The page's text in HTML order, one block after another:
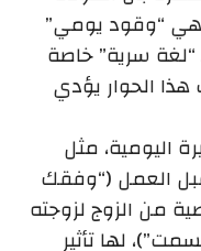
هي “وقود يومي”
“لغة سرية” خاصة
الحوار يؤدي
اليومية، مثل
العمل (“وفقك
من الزوج لزوجته
لها تأثير